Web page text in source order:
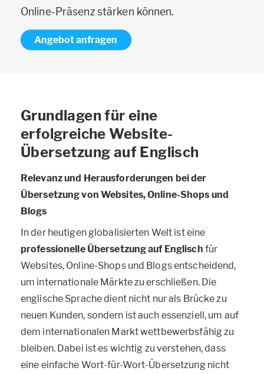
Online-Präsenz stärken können.
Angebot anfragen
Grundlagen für eine
erfolgreiche Website-
Übersetzung auf Englisch
Relevanz und Herausforderungen bei der
Übersetzung von Websites, Online-Shops und
Blogs
In der heutigen globalisierten Welt ist eine
professionelle Übersetzung auf Englisch für
Websites, Online-Shops und Blogs entscheidend,
um internationale Märkte zu erschließen. Die
englische Sprache dient nicht nur als Brücke zu
neuen Kunden, sondern ist auch essenziell, um auf
dem internationalen Markt wettbewerbsfähig zu
bleiben. Dabei ist es wichtig zu verstehen, dass
eine einfache Wort-für-Wort-Übersetzung nicht